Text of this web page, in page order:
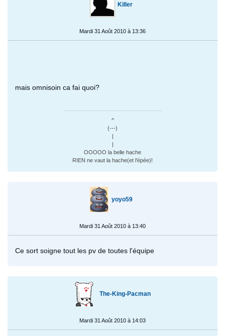
Killer
Mardi 31 Août 2010 à 13:36
mais omnisoin ca fai quoi?
^
(---)
|
|
OOOOO la belle hache
RIEN ne vaut la hache(et l'épée)!
yoyo59
Mardi 31 Août 2010 à 13:40
Ce sort soigne tout les pv de toutes l'équipe
The-King-Pacman
Mardi 31 Août 2010 à 14:03